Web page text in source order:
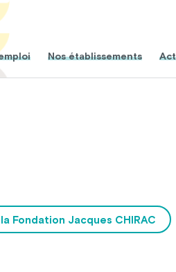
Nos établissements
Fondation Jacques CHIRAC